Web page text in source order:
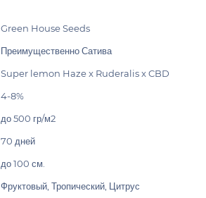
Green House Seeds
Преимущественно Сатива
Super lemon Haze x Ruderalis x CBD
4-8%
до 500 гр/м2
70 дней
до 100 см.
Фруктовый, Тропический, Цитрус